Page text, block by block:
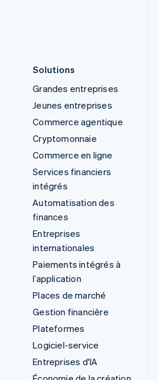
Solutions
Grandes entreprises
Jeunes entreprises
Commerce agentique
Cryptomonnaie
Commerce en ligne
Services financiers
intégrés
Automatisation des
finances
Entreprises
internationales
Paiements intégrés à
l’application
Places de marché
Gestion financière
Plateformes
Logiciel-service
Entreprises d'IA